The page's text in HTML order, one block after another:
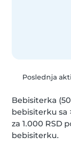
Poslednja
Bebisiterka
bebisiterku sa
za 1.000 RSD
bebisiterku.